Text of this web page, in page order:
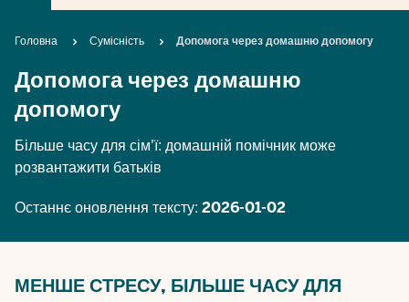
Breadcrumb
Головна Сумісність Допомога через домашню допомогу
Допомога через домашню
допомогу
Більше часу для сім'ї: домашній помічник може
розвантажити батьків
Останнє оновлення тексту: 2026-01-02
МЕНШЕ СТРЕСУ, БІЛЬШЕ ЧАСУ ДЛЯ